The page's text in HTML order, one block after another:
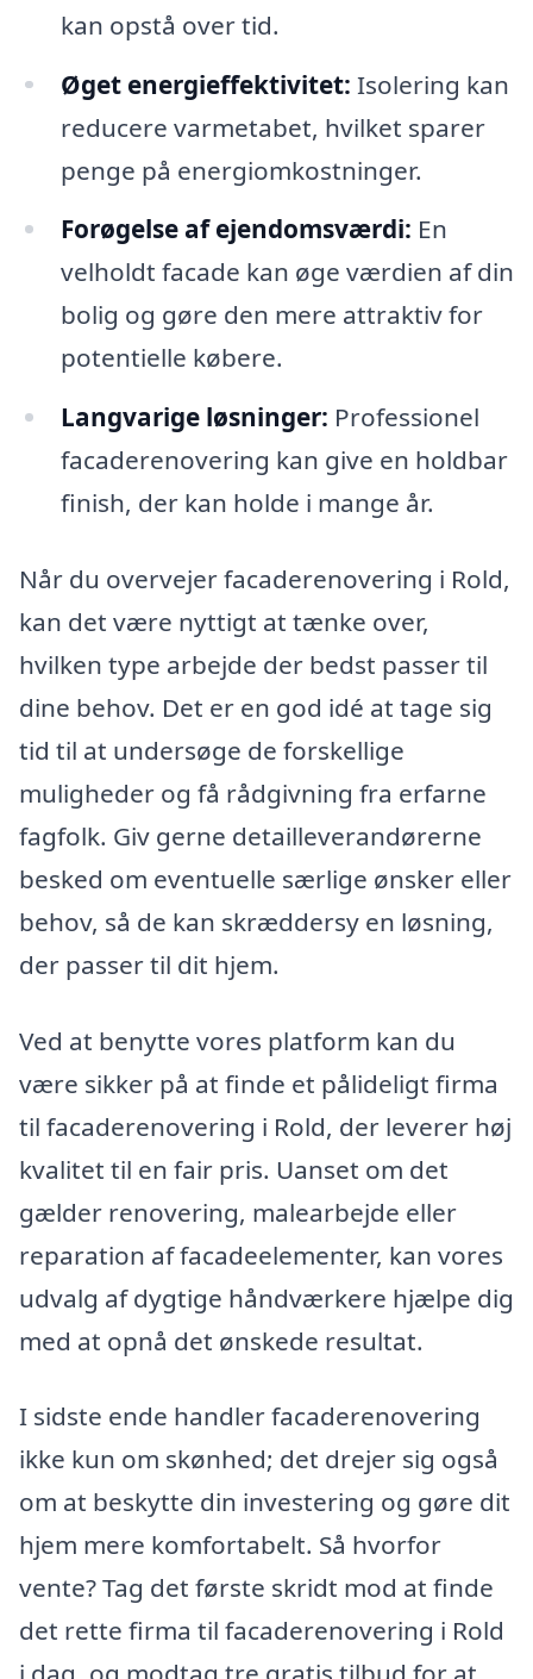
kan opstå over tid.
Øget energieffektivitet: Isolering kan
reducere varmetabet, hvilket sparer
penge på energiomkostninger.
Forøgelse af ejendomsværdi: En
velholdt facade kan øge værdien af din
bolig og gøre den mere attraktiv for
potentielle købere.
Langvarige løsninger: Professionel
facaderenovering kan give en holdbar
finish, der kan holde i mange år.
Når du overvejer facaderenovering i Rold,
kan det være nyttigt at tænke over,
hvilken type arbejde der bedst passer til
dine behov. Det er en god idé at tage sig
tid til at undersøge de forskellige
muligheder og få rådgivning fra erfarne
fagfolk. Giv gerne detailleverandørerne
besked om eventuelle særlige ønsker eller
behov, så de kan skræddersy en løsning,
der passer til dit hjem.
Ved at benytte vores platform kan du
være sikker på at finde et pålideligt firma
til facaderenovering i Rold, der leverer høj
kvalitet til en fair pris. Uanset om det
gælder renovering, malearbejde eller
reparation af facadeelementer, kan vores
udvalg af dygtige håndværkere hjælpe dig
med at opnå det ønskede resultat.
I sidste ende handler facaderenovering
ikke kun om skønhed; det drejer sig også
om at beskytte din investering og gøre dit
hjem mere komfortabelt. Så hvorfor
vente? Tag det første skridt mod at finde
det rette firma til facaderenovering i Rold